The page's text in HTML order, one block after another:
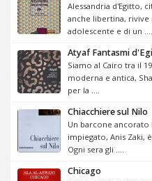
Alessandria d'Egitto,
anche libertina,
adolescente e di un ....
Atyaf Fantasmi
Siamo al Cairo tra il
moderna e antica,
per la ....
Chiacchiere sul Nilo
Un barcone ancorato
impiegato, Anis Zaki,
Ogni sera gli ....
Chicago